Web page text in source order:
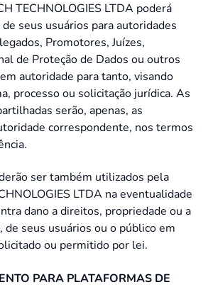
TECHNOLOGIES LTDA poderá
seus usuários para autoridades
Promotores, Juízes,
de Proteção de Dados ou outros
autoridade para tanto, visando
processo ou solicitação jurídica. As
serão, apenas, as
correspondente, nos termos
ser também utilizados pela
LTDA na eventualidade
dano a direitos, propriedade ou a
de seus usuários ou o público em
ou permitido por lei.
PARA PLATAFORMAS DE